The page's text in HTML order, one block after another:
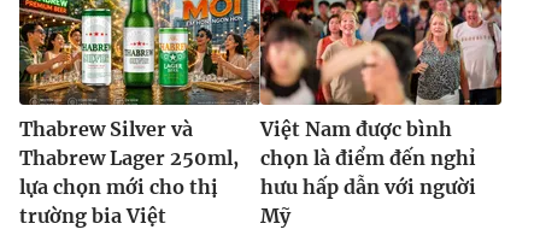
Thabrew Silver và
Thabrew Lager 250ml,
lựa chọn mới cho thị
trường bia Việt
Việt Nam được bình
chọn là điểm đến nghỉ
hưu hấp dẫn với người
Mỹ